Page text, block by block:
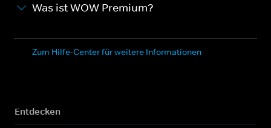
Was ist WOW Premium?
Zum Hilfe-Center für weitere Informationen
Entdecken